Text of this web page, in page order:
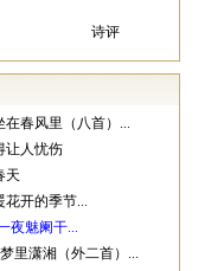
诗评
在春风里（八首）...
让人忧伤
天
花开的季节...
夜魅阑干...
里潇湘（外二首）...